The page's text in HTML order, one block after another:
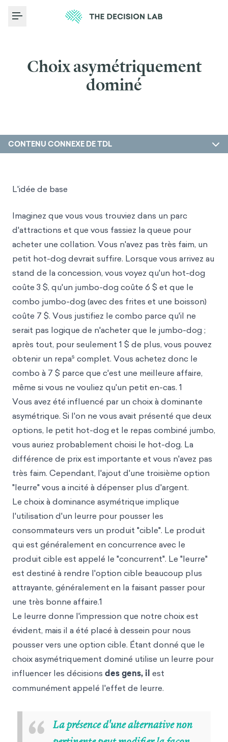
Toggle Menu
Choix asymétriquement
dominé
CONTENU CONNEXE DE TDL
L'idée de base
Imaginez que vous vous trouviez dans un parc
d'attractions et que vous fassiez la queue pour
acheter une collation. Vous n'avez pas très faim, un
petit hot-dog devrait suffire. Lorsque vous arrivez au
stand de la concession, vous voyez qu'un hot-dog
coûte 3 $, qu'un jumbo-dog coûte 6 $ et que le
combo jumbo-dog (avec des frites et une boisson)
coûte 7 $. Vous justifiez le combo parce qu'il ne
serait pas logique de n'acheter que le jumbo-dog ;
après tout, pour seulement 1 $ de plus, vous pouvez
obtenir un repas complet. Vous achetez donc le
combo à 7 $ parce que c'est une meilleure affaire,
même si vous ne vouliez qu'un petit en-cas. 1
Vous avez été influencé par un choix à dominante
asymétrique. Si l'on ne vous avait présenté que deux
options, le petit hot-dog et le repas combiné jumbo,
vous auriez probablement choisi le hot-dog. La
différence de prix est importante et vous n'avez pas
très faim. Cependant, l'ajout d'une troisième option
"leurre" vous a incité à dépenser plus d'argent.
Le choix à dominance asymétrique implique
l'utilisation d'un leurre pour pousser les
consommateurs vers un produit "cible". Le produit
qui est généralement en concurrence avec le
produit cible est appelé le "concurrent". Le "leurre"
est destiné à rendre l'option cible beaucoup plus
attrayante, généralementen la faisant passer pour
une très bonne affaire.1
Le leurre donne l'impression que notre choix est
évident, mais il a été placé à dessein pour nous
pousser vers une option cible. Étant donné que le
choix asymétriquement dominé utilise un leurre pour
influencer les décisions des gens, il est
communément appelé l'effet de leurre.
La présence d'une alternative non